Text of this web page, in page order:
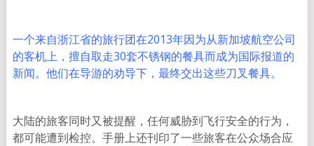
一个来自浙江省的旅行团在2013年因为从新加坡航空公司
的客机上，擅自取走30套不锈钢的餐具而成为国际报道的
新闻。他们在导游的劝导下，最终交出这些刀叉餐具。
大陆的旅客同时又被提醒，任何威胁到飞行安全的行为，
都可能遭到检控。手册上还刊印了一些旅客在公众场合应